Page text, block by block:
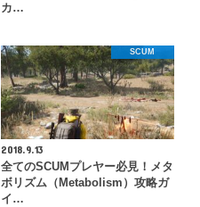
カ…
SCUM
2018.9.13
全てのSCUMプレヤー必見！メタ
ボリズム（Metabolism）攻略ガ
イ…